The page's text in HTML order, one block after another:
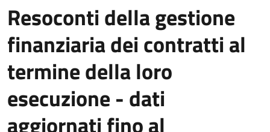
Resoconti della gestione
finanziaria dei contratti al
termine della loro
esecuzione - dati
aggiornati fino al